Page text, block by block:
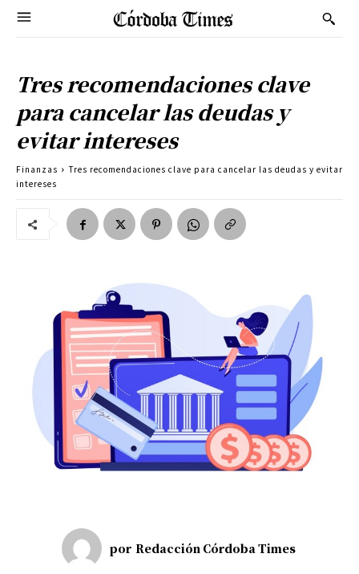
Tres recomendaciones clave
para cancelar las deudas y
evitar intereses
Finanzas
Tres recomendaciones clave para cancelar las deudas y evitar
intereses
por Redacción Córdoba Times